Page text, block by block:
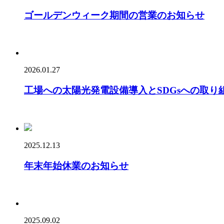
ゴールデンウィーク期間の営業のお知らせ
2026.01.27
工場への太陽光発電設備導入とSDGsへの取り
2025.12.13
年末年始休業のお知らせ
2025.09.02